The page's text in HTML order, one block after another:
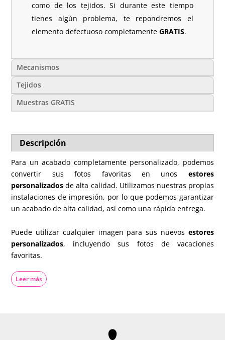
como de los tejidos. Si durante este tiempo
tienes algún problema, te repondremos el
elemento defectuoso completamenteGRATIS.
Mecanismos
Tejidos
Muestras GRATIS
Descripción
Para un acabado completamente personalizado, podemos
convertir sus fotos favoritas en unos estores
personalizados de alta calidad. Utilizamos nuestras propias
instalaciones de impresión, por lo que podemos garantizar
un acabado de alta calidad, así como una rápida entrega.
Puede utilizar cualquier imagen para sus nuevos estores
personalizados, incluyendo sus fotos de vacaciones
favoritas.
La producción de sus nuevos
foto se ha simplificado al máximo:
Leer más